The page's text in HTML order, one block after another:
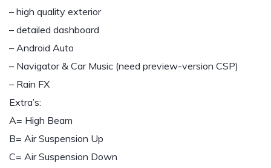
– high quality exterior
– detailed dashboard
– Android Auto
– Navigator & Car Music (need preview-version CSP)
– Rain FX
Extra’s:
A= High Beam
B= Air Suspension Up
C= Air Suspension Down